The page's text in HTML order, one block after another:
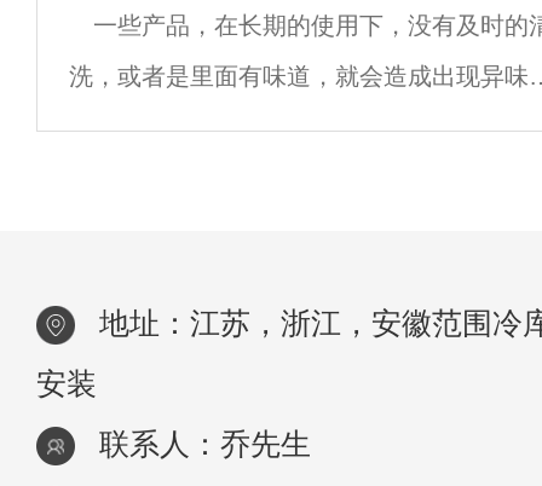
那么路桥区冷库建造中冷库门安装的小技巧
什么？下面让小编来为大家讲述一下，冷库
装
一些产品，在长期的使用下，没有及时的
洗，或者是里面有味道，就会造成出现异味
现象，那么我们应该怎么去处理呢！冷库也
地址：江苏，浙江，安徽范围冷
安装
联系人：乔先生